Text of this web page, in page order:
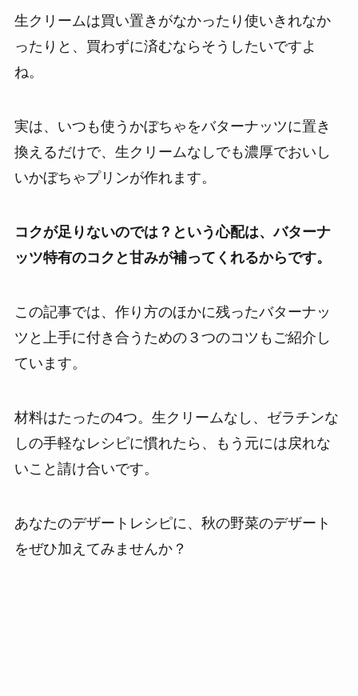
生クリームは買い置きがなかったり使いきれなか
ったりと、買わずに済むならそうしたいですよ
ね。
実は、いつも使うかぼちゃをバターナッツに置き
換えるだけで、生クリームなしでも濃厚でおいし
いかぼちゃプリンが作れます。
コクが足りないのでは？という心配は、バターナ
ッツ特有のコクと甘みが補ってくれるからです。
この記事では、作り方のほかに残ったバターナッ
ツと上手に付き合うための３つのコツもご紹介し
ています。
材料はたったの4つ。生クリームなし、ゼラチンな
しの手軽なレシピに慣れたら、もう元には戻れな
いこと請け合いです。
あなたのデザートレシピに、秋の野菜のデザート
をぜひ加えてみませんか？